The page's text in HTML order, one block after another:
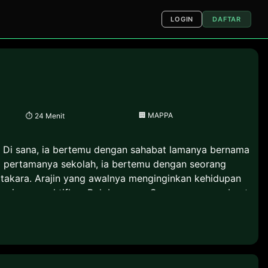
LOGIN DAFTAR
⏱ 24 Menit 🏢 MAPPA
sana, ia bertemu dengan sahabat lamanya bernama
sekolah, ia bertemu dengan seorang
Arajin yang awalnya menginginkan kehidupan
mengaktifkan Roh bernama Senya yang membuat